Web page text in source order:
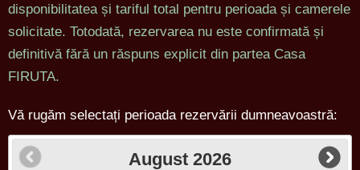
disponibilitatea și tariful total pentru perioada și camerele
solicitate. Totodată, rezervarea nu este confirmată și
definitivă fără un răspuns explicit din partea Casa
FIRUTA.
Vă rugăm selectați perioada rezervării dumneavoastră:
August 2026